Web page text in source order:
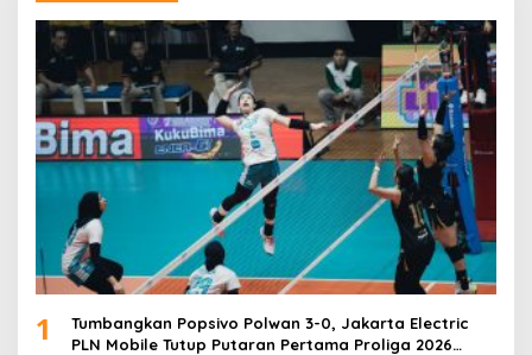
1
Tumbangkan Popsivo Polwan 3-0, Jakarta Electric
PLN Mobile Tutup Putaran Pertama Proliga 2026